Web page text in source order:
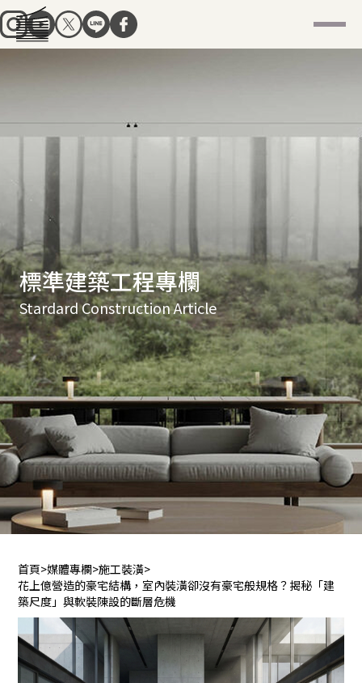
標準建築工程專欄
Stardard Construction Article
首頁>媒體專欄>施工裝潢>
花上億營造的豪宅結構，室內裝潢卻沒有豪宅般規格？揭秘「建
築尺度」與軟裝陳設的斷層危機